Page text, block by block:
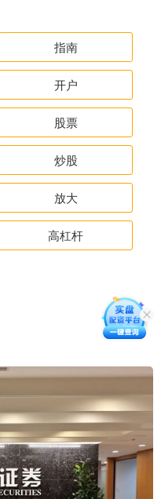
指南
开户
股票
炒股
放大
高杠杆